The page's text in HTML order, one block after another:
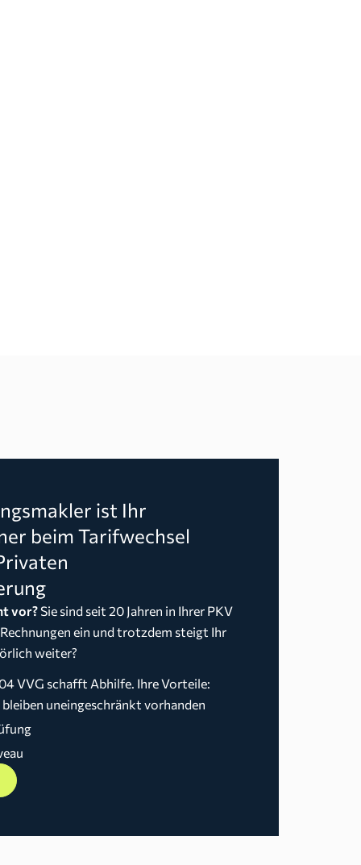
ist Ihr
beim Tarifwechsel
vor? Sie sind seit 20 Jahren in Ihrer PKV
ein und trotzdem steigt Ihr
weiter?
VVG schafft Abhilfe. Ihre Vorteile:
uneingeschränkt vorhanden